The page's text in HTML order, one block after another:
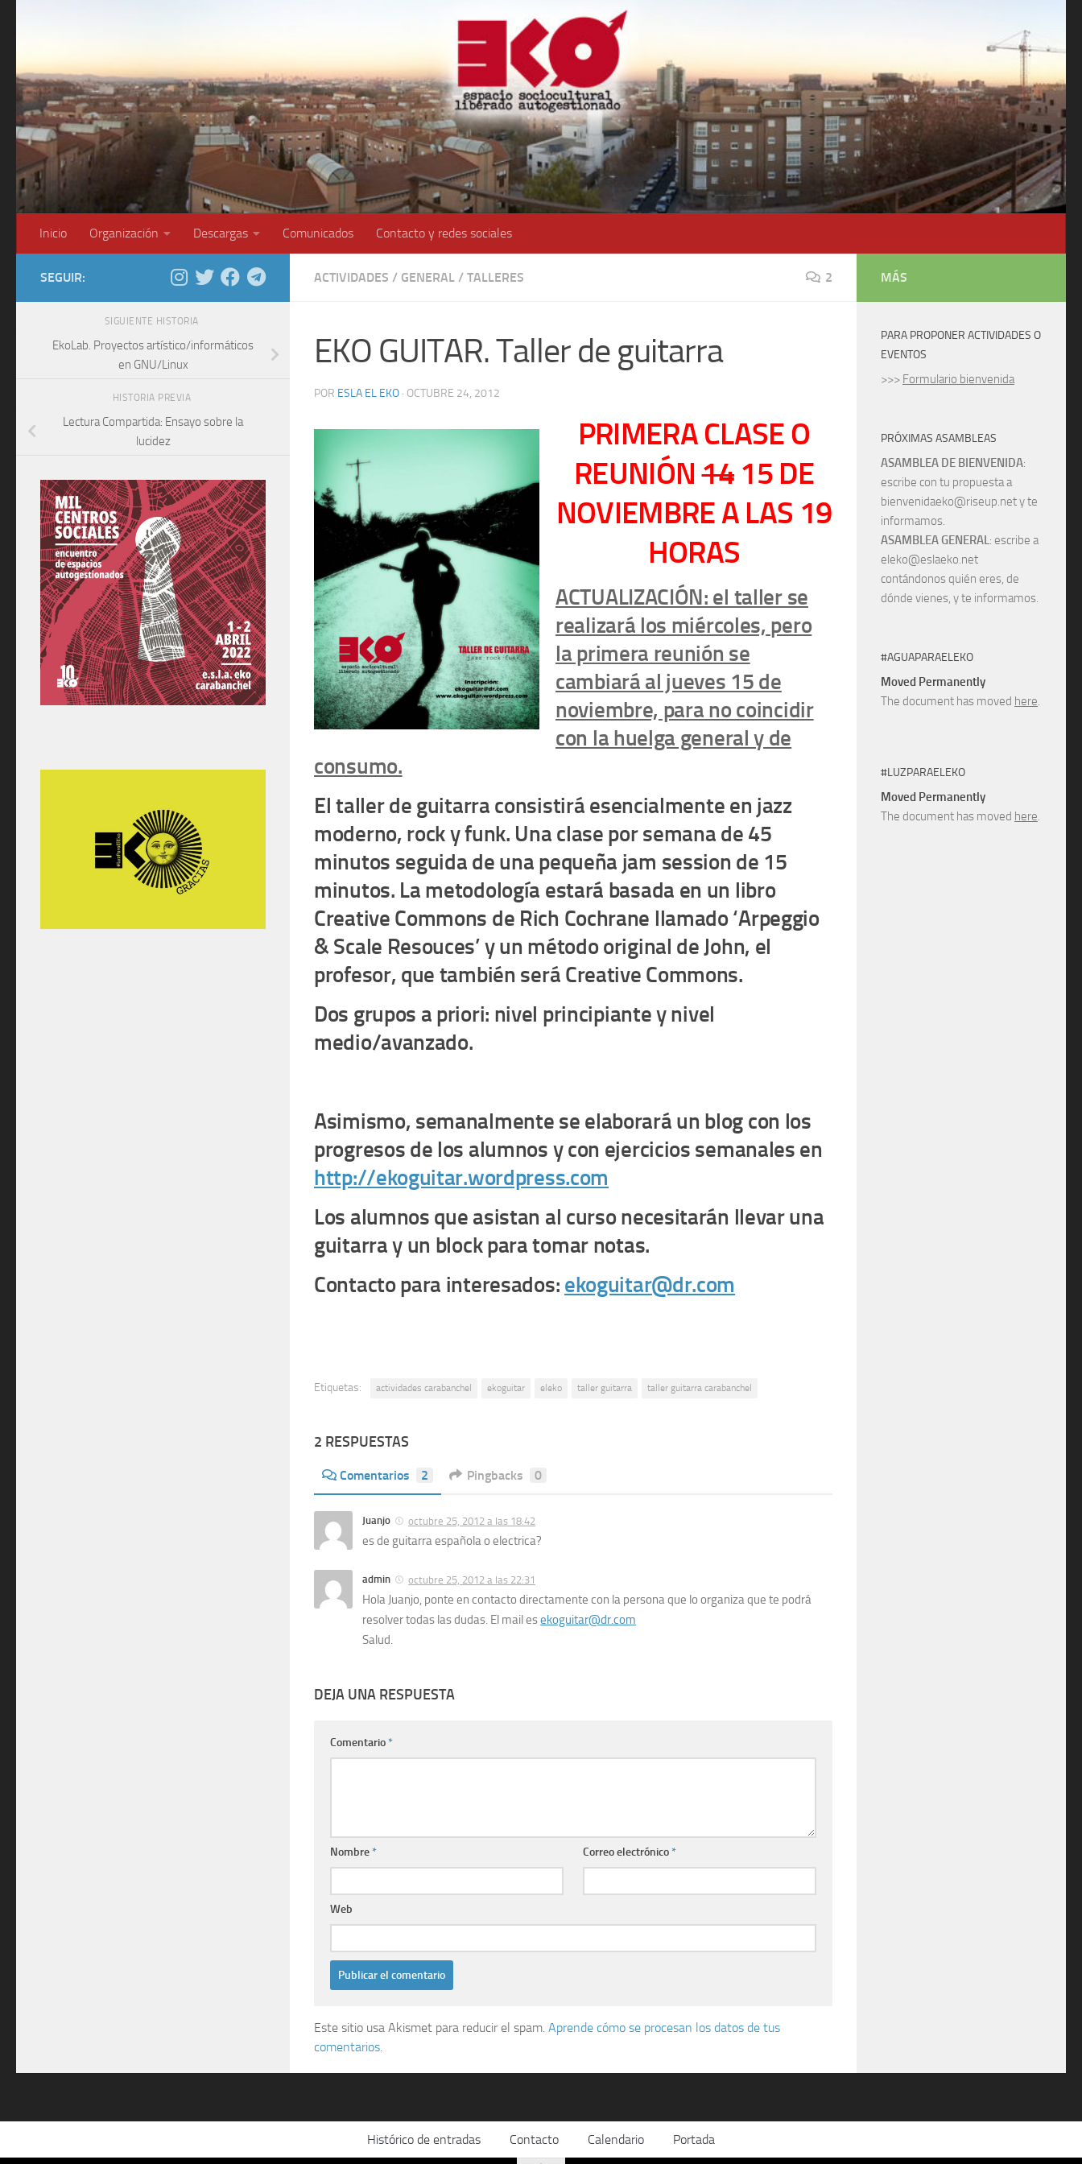
Inicio Organización Descargas Comunicados Contacto y redes sociales
ACTIVIDADES / GENERAL / TALLERES 2
EKO GUITAR. Taller de guitarra
POR ESLA EL EKO · OCTUBRE 24, 2012
PRIMERA CLASE O
REUNIÓN1415 DE
NOVIEMBRE A LAS 19
HORAS
ACTUALIZACIÓN: el taller se
realizará los miércoles, pero
la primera reunión se
cambiará al jueves 15 de
noviembre, para no coincidir
con la huelga general y de
consumo.
El taller de guitarra consistirá esencialmente en jazz
moderno, rock y funk. Una clase por semana de 45
minutos seguida de una pequeña jam session de 15
minutos. La metodología estará basada en un libro
Creative Commons de Rich Cochrane llamado ‘Arpeggio
& Scale Resouces’ y un método original de John, el
profesor, que también será Creative Commons.
Dos grupos a priori: nivel principiante y nivel
medio/avanzado.
Asimismo, semanalmente se elaborará un blog con los
progresos de los alumnos y con ejercicios semanales en
http://ekoguitar.wordpress.com
Los alumnos que asistan al curso necesitarán llevar una
guitarra y un block para tomar notas.
Contacto para interesados: ekoguitar@dr.com
Etiquetas: actividades carabanchel ekoguitar eleko taller guitarra taller guitarra carabanchel
2 RESPUESTAS
Comentarios 2 Pingbacks 0
Juanjo octubre 25, 2012 a las 18:42
es de guitarra española o electrica?
admin octubre 25, 2012 a las 22:31
Hola Juanjo, ponte en contacto directamente con la persona que lo organiza que te podrá
resolver todas las dudas. El mail esekoguitar@dr.com
Salud.
DEJA UNA RESPUESTA
Comentario*
Nombre* Correo electrónico*
Web
Este sitio usa Akismet para reducir el spam. Aprende cómo se procesan los datos de tus
comentarios.
SEGUIR:
SIGUIENTE HISTORIA
EkoLab. Proyectos artístico/informáticos
en GNU/Linux
HISTORIA PREVIA
Lectura Compartida: Ensayo sobre la
lucidez
MÁS
PARA PROPONER ACTIVIDADES O
EVENTOS
>>> Formulario bienvenida
PRÓXIMAS ASAMBLEAS
ASAMBLEA DE BIENVENIDA:
escribe con tu propuesta a
bienvenidaeko@riseup.net y te
informamos.
ASAMBLEA GENERAL: escribe a
eleko@eslaeko.net
contándonos quién eres, de
dónde vienes, y te informamos.
#AGUAPARAELEKO
Moved Permanently
The document has moved here.
#LUZPARAELEKO
Moved Permanently
The document has moved here.
Histórico de entradas Contacto Calendario Portada